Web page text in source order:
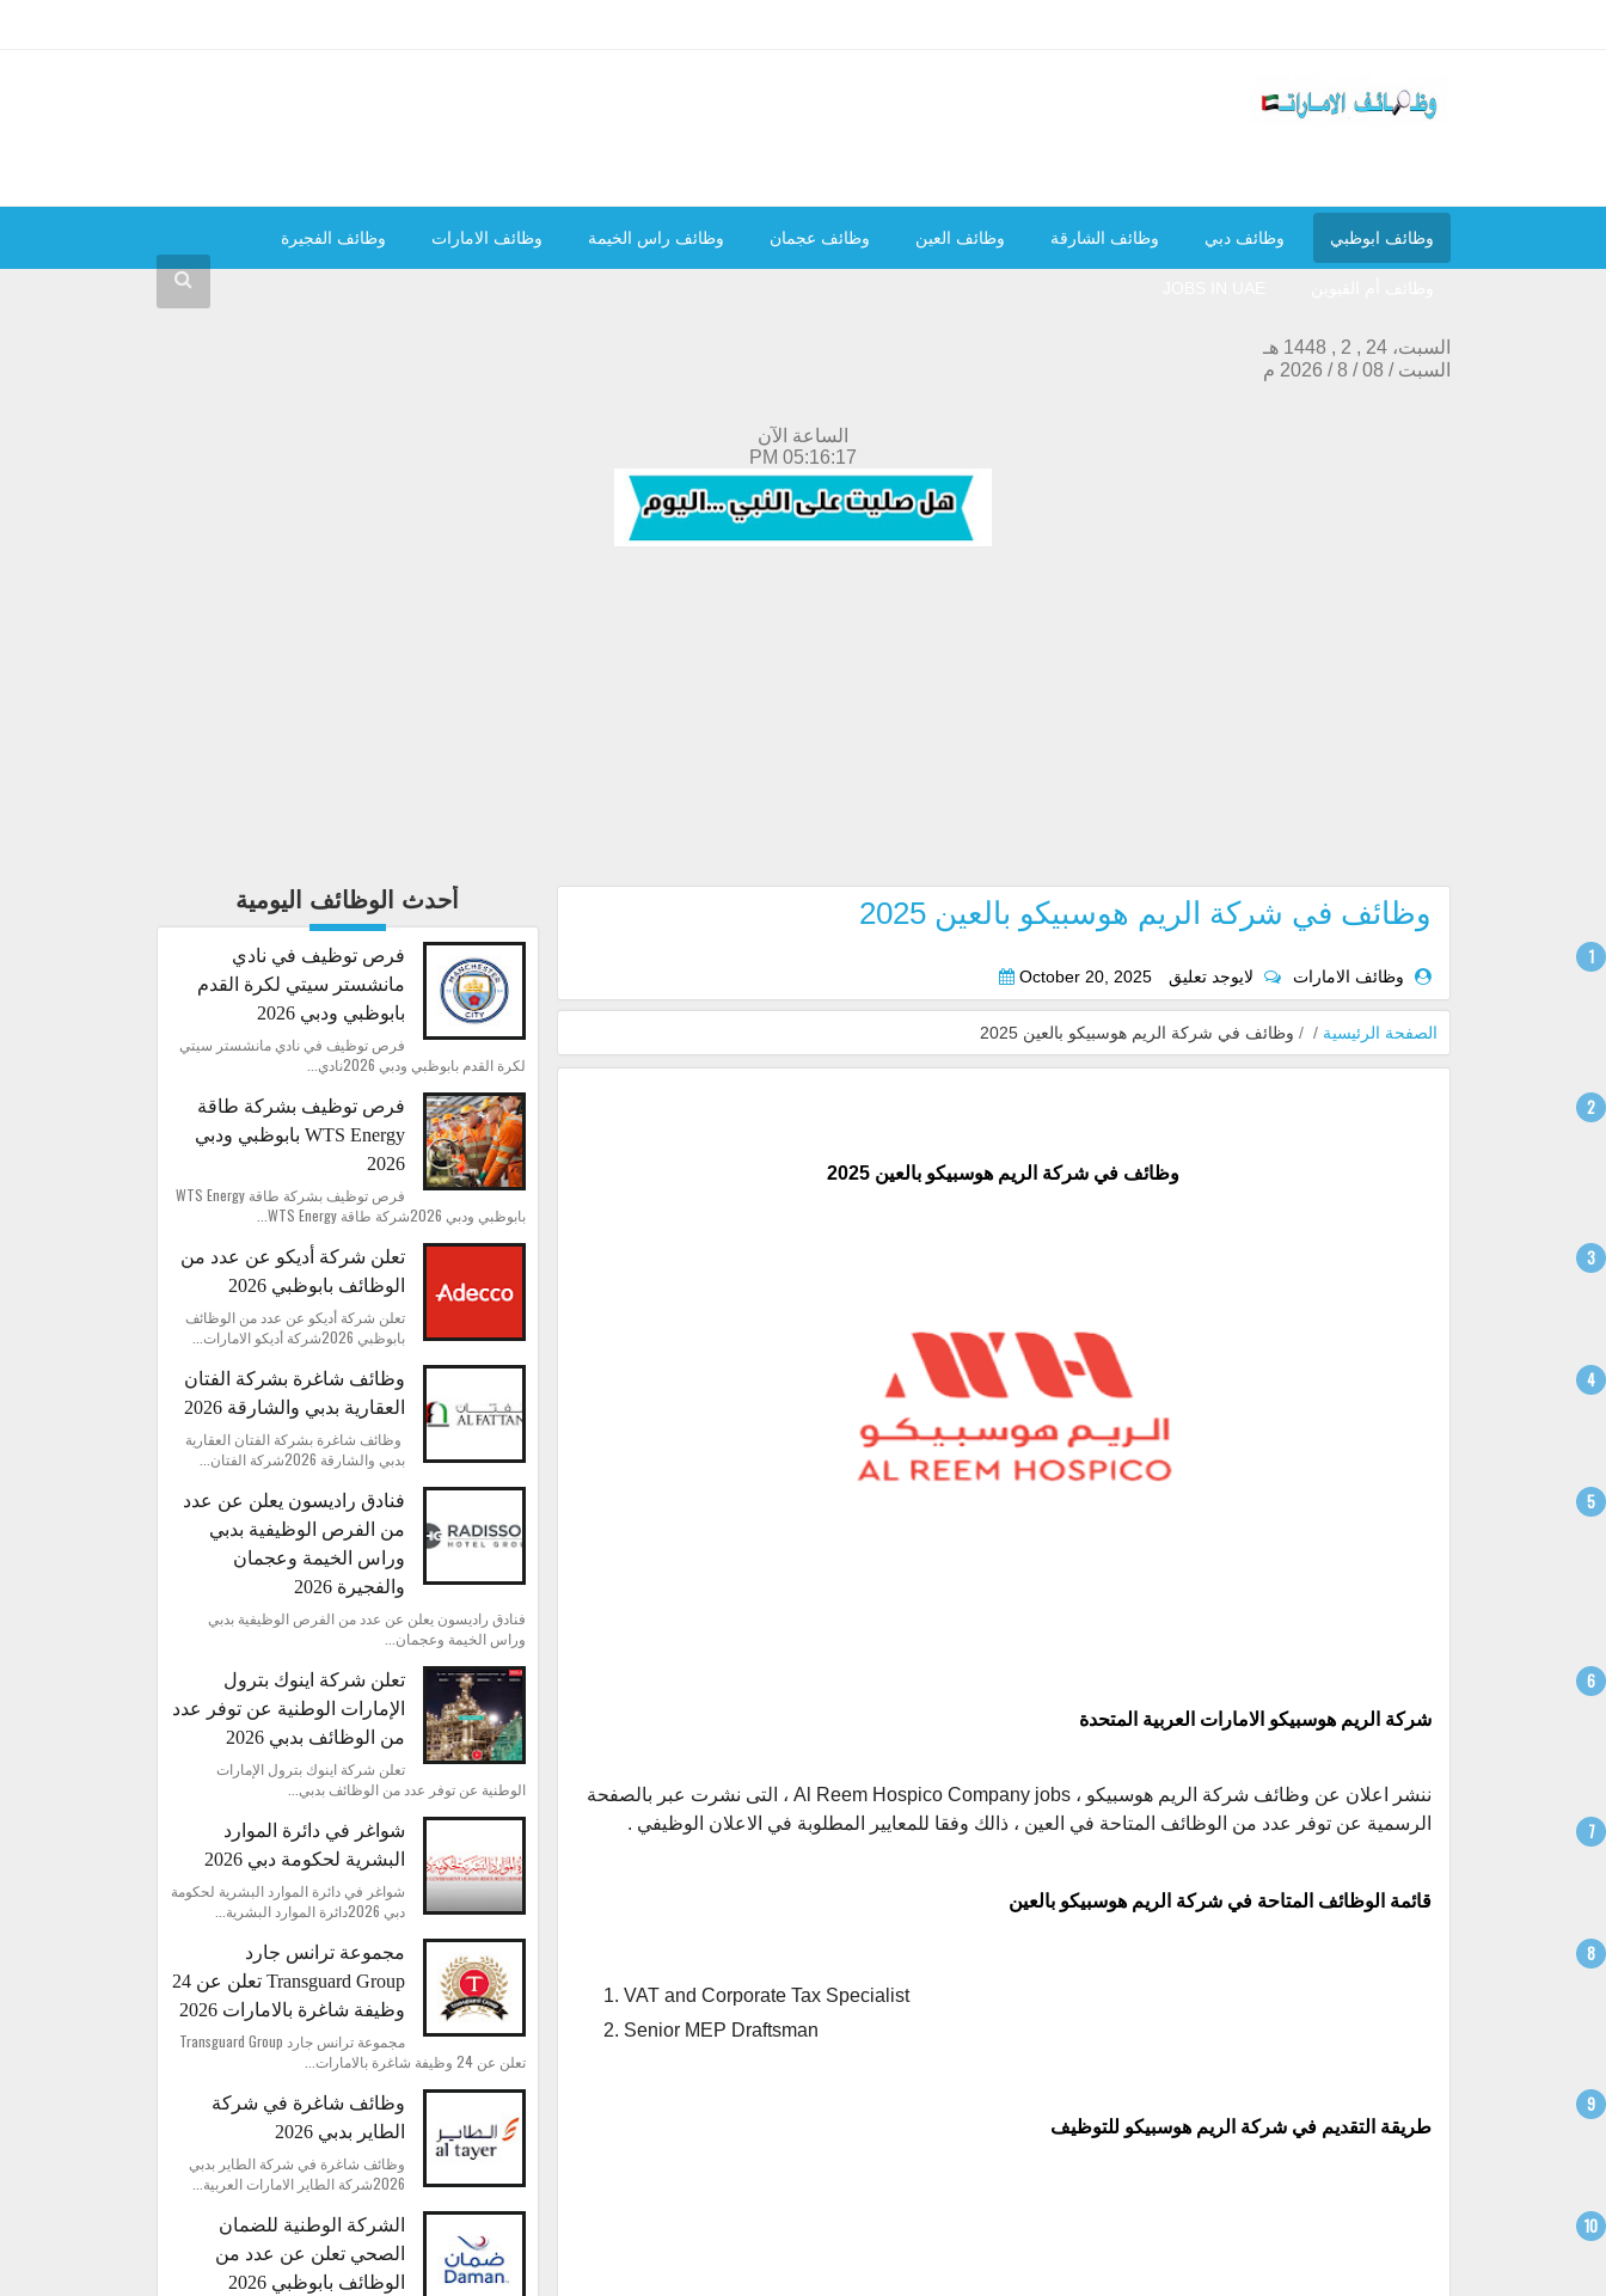
وظائف ابوظبي وظائف دبي وظائف الشارقة وظائف العين وظائف عجمان وظائف راس الخيمة وظائف الامارات وظائف الفجيرة
السبت، 24 , 2 , 1448 هـ
السبت /
08
/
8
/
2026 م
الساعة الآن
05:16:18 PM
وظائف في شركة الريم هوسبيكو بالعين 2025
وظائف الامارات لايوجد تعليق October 20, 2025
الصفحة الرئيسية /
/ وظائف في شركة الريم هوسبيكو بالعين 2025
وظائف في شركة الريم هوسبيكو بالعين 2025
شركة الريم هوسبيكو الامارات العربية المتحدة
ننشر اعلان عن وظائف شركة الريم هوسبيكو ، Al Reem Hospico Company
jobs ، التى نشرت عبر بالصفحة
الرسمية عن توفر عدد من الوظائف المتاحة في العين ، ذالك وفقا للمعايير المطلوبة في الاعلان الوظيفي .
قائمة الوظائف المتاحة في شركة الريم هوسبيكو بالعين
VAT and Corporate Tax Specialist
Senior MEP Draftsman
طريقة التقديم في شركة الريم هوسبيكو للتوظيف
أحدث الوظائف اليومية
فرص توظيف في نادي
مانشستر سيتي لكرة القدم
بابوظبي ودبي 2026
فرص توظيف في نادي مانشستر سيتي
لكرة القدم بابوظبي ودبي 2026نادي...
فرص توظيف بشركة طاقة
WTS Energy بابوظبي ودبي
2026
فرص توظيف بشركة طاقة WTS Energy
بابوظبي ودبي 2026شركة طاقة WTS Energy...
تعلن شركة أديكو عن عدد من
الوظائف بابوظبي 2026
تعلن شركة أديكو عن عدد من الوظائف
بابوظبي 2026شركة أديكو الامارات...
وظائف شاغرة بشركة الفتان
العقارية بدبي والشارقة 2026
وظائف شاغرة بشركة الفتان العقارية
بدبي والشارقة 2026شركة الفتان...
فنادق راديسون يعلن عن عدد
من الفرص الوظيفية بدبي
وراس الخيمة وعجمان
والفجيرة 2026
فنادق راديسون يعلن عن عدد من الفرص الوظيفية بدبي
وراس الخيمة وعجمان...
تعلن شركة اينوك بترول
الإمارات الوطنية عن توفر عدد
من الوظائف بدبي 2026
تعلن شركة اينوك بترول الإمارات
الوطنية عن توفر عدد من الوظائف بدبي...
شواغر في دائرة الموارد
البشرية لحكومة دبي 2026
شواغر في دائرة الموارد البشرية لحكومة
دبي 2026دائرة الموارد البشرية...
مجموعة ترانس جارد
Transguard Group تعلن عن 24
وظيفة شاغرة بالامارات 2026
مجموعة ترانس جارد Transguard Group
تعلن عن 24 وظيفة شاغرة بالامارات...
وظائف شاغرة في شركة
الطاير بدبي 2026
وظائف شاغرة في شركة الطاير بدبي
2026شركة الطاير الامارات العربية...
الشركة الوطنية للضمان
الصحي تعلن عن عدد من
الوظائف بابوظبي 2026